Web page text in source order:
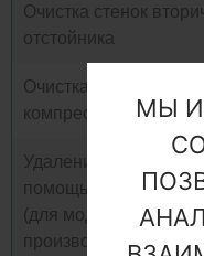
Очистка стенок
отстойника
Очистка фильтров
компрессоров
Удаление ила из
помощью
(для моделей
МЫ